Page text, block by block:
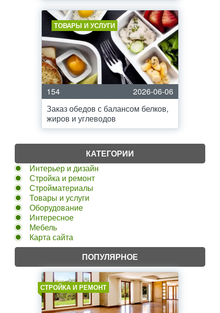
ТОВАРЫ И УСЛУГИ
154
2026-06-06
Заказ обедов с балансом белков,
жиров и углеводов
КАТЕГОРИИ
Интерьер и дизайн
Стройка и ремонт
Стройматериалы
Товары и услуги
Оборудование
Интересное
Мебель
Карта сайта
ПОПУЛЯРНОЕ
СТРОЙКА И РЕМОНТ